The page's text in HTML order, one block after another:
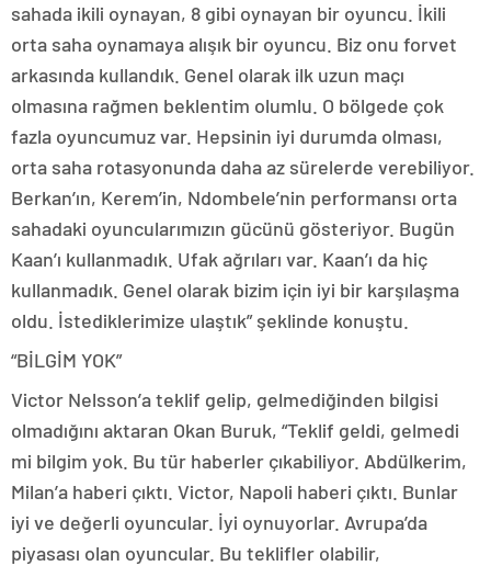
sahada ikili oynayan, 8 gibi oynayan bir oyuncu. İkili
orta saha oynamaya alışık bir oyuncu. Biz onu forvet
arkasında kullandık. Genel olarak ilk uzun maçı
olmasına rağmen beklentim olumlu. O bölgede çok
fazla oyuncumuz var. Hepsinin iyi durumda olması,
orta saha rotasyonunda daha az sürelerde verebiliyor.
Berkan’ın, Kerem’in, Ndombele’nin performansı orta
sahadaki oyuncularımızın gücünü gösteriyor. Bugün
Kaan’ı kullanmadık. Ufak ağrıları var. Kaan’ı da hiç
kullanmadık. Genel olarak bizim için iyi bir karşılaşma
oldu. İstediklerimize ulaştık” şeklinde konuştu.
“BİLGİM YOK”
Victor Nelsson’a teklif gelip, gelmediğinden bilgisi
olmadığını aktaran Okan Buruk, “Teklif geldi, gelmedi
mi bilgim yok. Bu tür haberler çıkabiliyor. Abdülkerim,
Milan’a haberi çıktı. Victor, Napoli haberi çıktı. Bunlar
iyi ve değerli oyuncular. İyi oynuyorlar. Avrupa’da
piyasası olan oyuncular. Bu teklifler olabilir,